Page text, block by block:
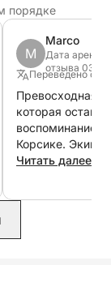
порядке
M
Marco
Дата аренды
отзыва
Переведено с
Превосходная
которая
воспоминанием
Корсике.
хорошо
Читать далее